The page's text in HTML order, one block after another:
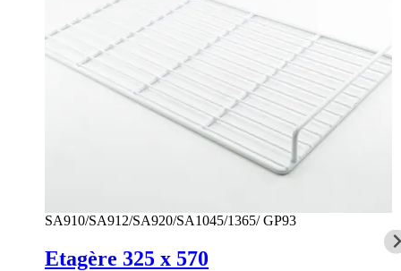
SA910/SA912/SA920/SA1045/1365/ GP93
Etagère 325 x 570